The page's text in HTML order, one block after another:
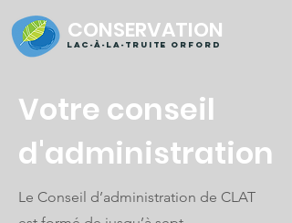
CONSERVATION
Lac-à-la-truite orford
Votre conseil
d'administration
Le Conseil d’administration de CLAT